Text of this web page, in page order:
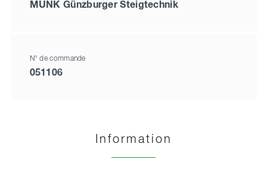
MUNK Günzburger Steigtechnik
N° de commande
051106
Information